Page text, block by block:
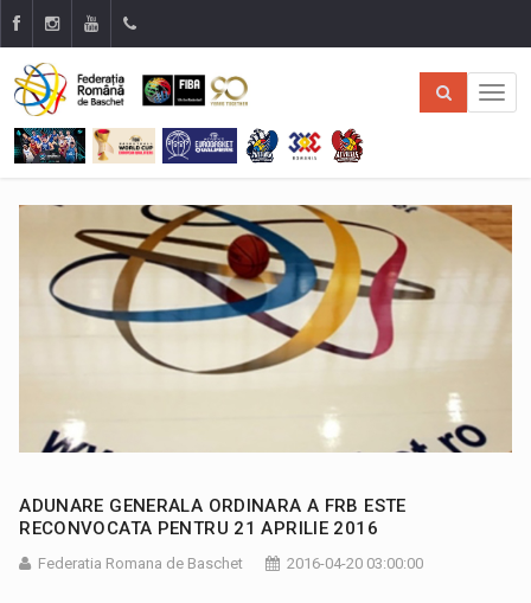
ADUNARE GENERALA ORDINARA A FRB ESTE
RECONVOCATA PENTRU 21 APRILIE 2016
Federatia Romana de Baschet 2016-04-20 03:00:00